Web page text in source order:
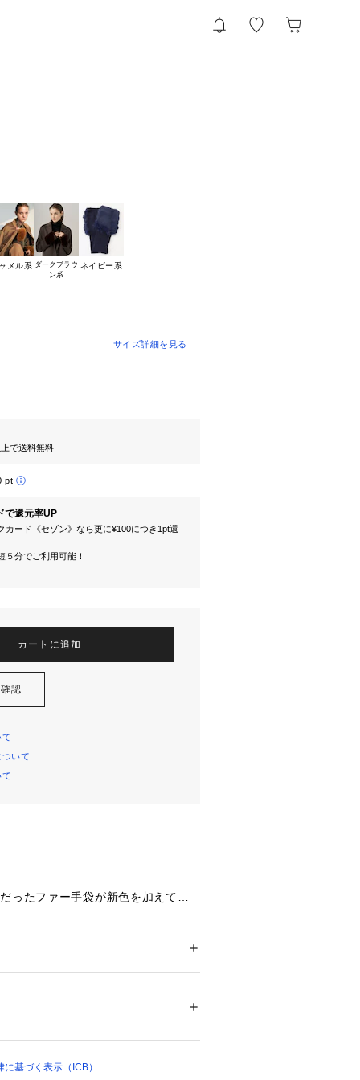
メル系 ダークブラウ ネイビー系
サイズ詳細を見る
で送料無料
pt
で還元率UP
カード《セゾン》なら更に¥100につき1pt還
５分でご利用可能！
カートに追加
認
いて
ったファー手袋が新色を加えて登
るような上品で柔らかなフェイクフ
のため、付けたままスマートフォ
とが可能です。
につきましては、タグ等に記載さ
濯不可 漂白不可 タンブル乾燥不可 アイロ
基づく表示（ICB）